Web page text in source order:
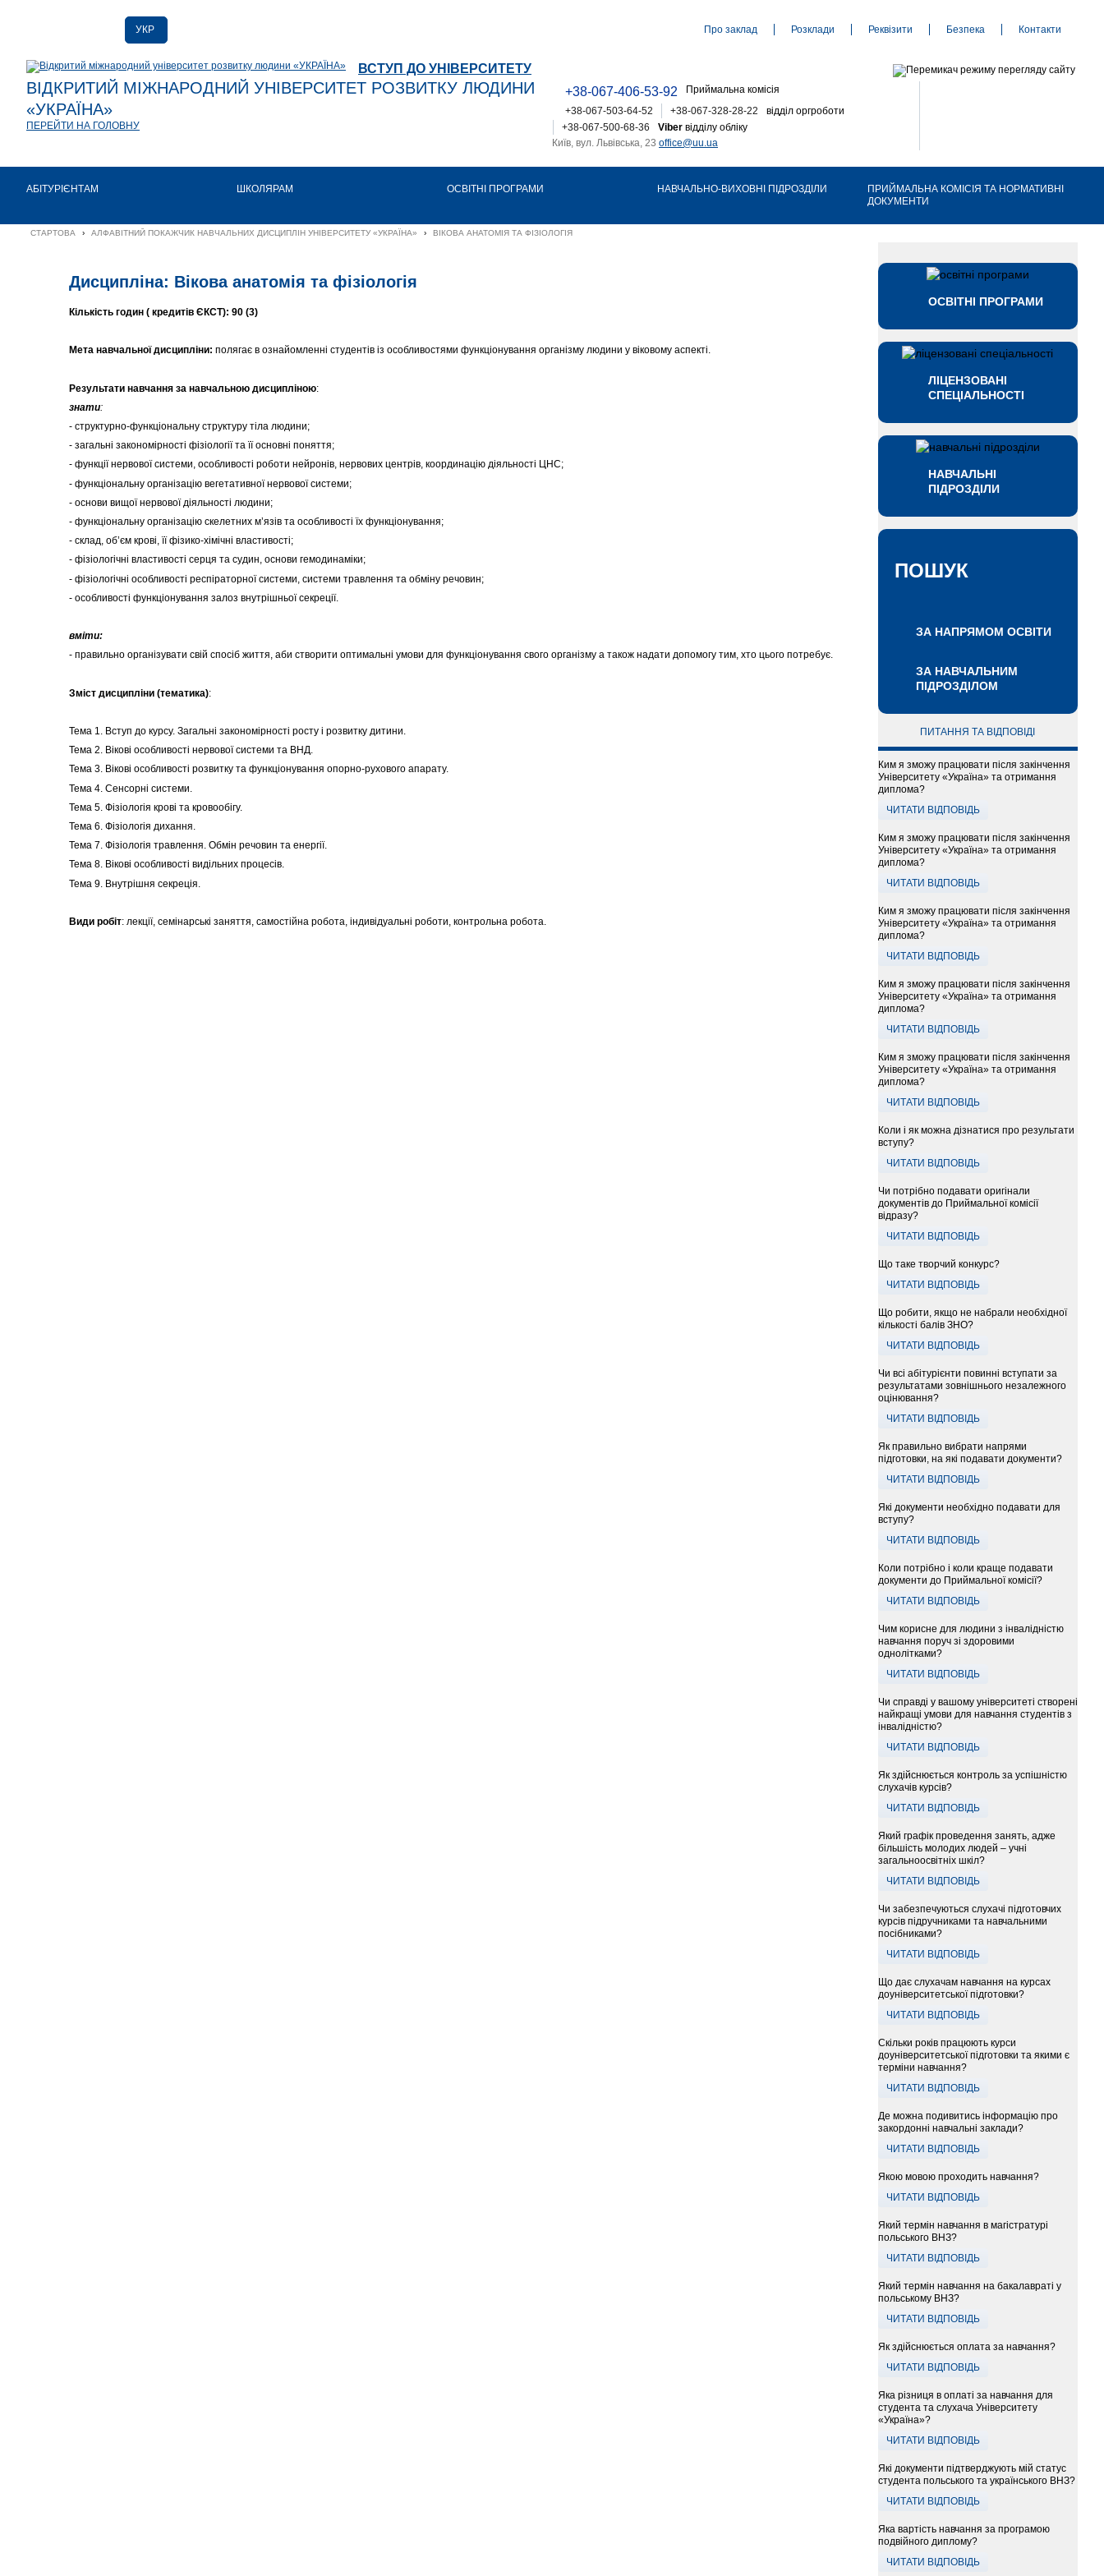
УКР
ENG
Про заклад Розклади Реквізити Безпека Контакти
ВСТУП ДО УНІВЕРСИТЕТУ
ВІДКРИТИЙ МІЖНАРОДНИЙ УНІВЕРСИТЕТ РОЗВИТКУ ЛЮДИНИ
«УКРАЇНА»
ПЕРЕЙТИ НА ГОЛОВНУ
+38-067-406-53-92
Приймальна комісія
відділ оргроботи
+38-067-503-64-52
+38-067-328-28-22
Viber відділу обліку
+38-067-500-68-36
Київ, вул. Львівська, 23 office@uu.ua
АБІТУРІЄНТАМ ШКОЛЯРАМ ОСВІТНІ ПРОГРАМИ НАВЧАЛЬНО-ВИХОВНІ ПІДРОЗДІЛИ
ПРИЙМАЛЬНА КОМІСІЯ ТА НОРМАТИВНІ
ДОКУМЕНТИ
СТАРТОВА › АЛФАВІТНИЙ ПОКАЖЧИК НАВЧАЛЬНИХ ДИСЦИПЛІН УНІВЕРСИТЕТУ «УКРАЇНА» › ВІКОВА АНАТОМІЯ ТА ФІЗІОЛОГІЯ
ОСВІТНІ ПРОГРАМИ
ЛІЦЕНЗОВАНІ
СПЕЦІАЛЬНОСТІ
НАВЧАЛЬНІ
ПІДРОЗДІЛИ
ПОШУК
ЗА НАПРЯМОМ ОСВІТИ
ЗА НАВЧАЛЬНИМ
ПІДРОЗДІЛОМ
ПИТАННЯ ТА ВІДПОВІДІ
Ким я зможу працювати після закінчення
Університету «Україна» та отримання
диплома?
ЧИТАТИ ВІДПОВІДЬ
Ким я зможу працювати після закінчення
Університету «Україна» та отримання
диплома?
ЧИТАТИ ВІДПОВІДЬ
Ким я зможу працювати після закінчення
Університету «Україна» та отримання
диплома?
ЧИТАТИ ВІДПОВІДЬ
Ким я зможу працювати після закінчення
Університету «Україна» та отримання
диплома?
ЧИТАТИ ВІДПОВІДЬ
Ким я зможу працювати після закінчення
Університету «Україна» та отримання
диплома?
ЧИТАТИ ВІДПОВІДЬ
Коли і як можна дізнатися про результати
вступу?
ЧИТАТИ ВІДПОВІДЬ
Чи потрібно подавати оригінали
документів до Приймальної комісії
відразу?
ЧИТАТИ ВІДПОВІДЬ
Що таке творчий конкурс?
ЧИТАТИ ВІДПОВІДЬ
Що робити, якщо не набрали необхідної
кількості балів ЗНО?
ЧИТАТИ ВІДПОВІДЬ
Чи всі абітурієнти повинні вступати за
результатами зовнішнього незалежного
оцінювання?
ЧИТАТИ ВІДПОВІДЬ
Як правильно вибрати напрями
підготовки, на які подавати документи?
ЧИТАТИ ВІДПОВІДЬ
Які документи необхідно подавати для
вступу?
ЧИТАТИ ВІДПОВІДЬ
Коли потрібно і коли краще подавати
документи до Приймальної комісії?
ЧИТАТИ ВІДПОВІДЬ
Чим корисне для людини з інвалідністю
навчання поруч зі здоровими
однолітками?
ЧИТАТИ ВІДПОВІДЬ
Чи справді у вашому університеті створені
найкращі умови для навчання студентів з
інвалідністю?
ЧИТАТИ ВІДПОВІДЬ
Як здійснюється контроль за успішністю
слухачів курсів?
ЧИТАТИ ВІДПОВІДЬ
Який графік проведення занять, адже
більшість молодих людей – учні
загальноосвітніх шкіл?
ЧИТАТИ ВІДПОВІДЬ
Чи забезпечуються слухачі підготовчих
курсів підручниками та навчальними
посібниками?
ЧИТАТИ ВІДПОВІДЬ
Що дає слухачам навчання на курсах
доуніверситетської підготовки?
ЧИТАТИ ВІДПОВІДЬ
Скільки років працюють курси
доуніверситетської підготовки та якими є
терміни навчання?
ЧИТАТИ ВІДПОВІДЬ
Де можна подивитись інформацію про
закордонні навчальні заклади?
ЧИТАТИ ВІДПОВІДЬ
Якою мовою проходить навчання?
ЧИТАТИ ВІДПОВІДЬ
Який термін навчання в магістратурі
польського ВНЗ?
ЧИТАТИ ВІДПОВІДЬ
Який термін навчання на бакалавраті у
польському ВНЗ?
ЧИТАТИ ВІДПОВІДЬ
Як здійснюється оплата за навчання?
ЧИТАТИ ВІДПОВІДЬ
Яка різниця в оплаті за навчання для
студента та слухача Університету
«Україна»?
ЧИТАТИ ВІДПОВІДЬ
Які документи підтверджують мій статус
студента польського та українського ВНЗ?
ЧИТАТИ ВІДПОВІДЬ
Яка вартість навчання за програмою
подвійного диплому?
ЧИТАТИ ВІДПОВІДЬ
Дисципліна: Вікова анатомія та фізіологія
Кількість годин ( кредитів ЄКСТ): 90 (3)
Мета навчальної дисципліни: полягає в ознайомленні студентів із особливостями функціонування організму людини у віковому аспекті.
Результати навчання за навчальною дисципліною:
знати:
- структурно-функціональну структуру тіла людини;
- загальні закономірності фізіології та її основні поняття;
- функції нервової системи, особливості роботи нейронів, нервових центрів, координацію діяльності ЦНС;
- функціональну організацію вегетативної нервової системи;
- основи вищої нервової діяльності людини;
- функціональну організацію скелетних м’язів та особливості їх функціонування;
- склад, об’єм крові, її фізико-хімічні властивості;
- фізіологічні властивості серця та судин, основи гемодинаміки;
- фізіологічні особливості респіраторної системи, системи травлення та обміну речовин;
- особливості функціонування залоз внутрішньої секреції.
вміти:
- правильно організувати свій спосіб життя, аби створити оптимальні умови для функціонування свого організму а також надати допомогу тим, хто цього потребує.
Зміст дисципліни (тематика):
Тема 1. Вступ до курсу. Загальні закономірності росту і розвитку дитини.
Тема 2. Вікові особливості нервової системи та ВНД.
Тема 3. Вікові особливості розвитку та функціонування опорно-рухового апарату.
Тема 4. Сенсорні системи.
Тема 5. Фізіологія крові та кровообігу.
Тема 6. Фізіологія дихання.
Тема 7. Фізіологія травлення. Обмін речовин та енергії.
Тема 8. Вікові особливості видільних процесів.
Тема 9. Внутрішня секреція.
Види робіт: лекції, семінарські заняття, самостійна робота, індивідуальні роботи, контрольна робота.